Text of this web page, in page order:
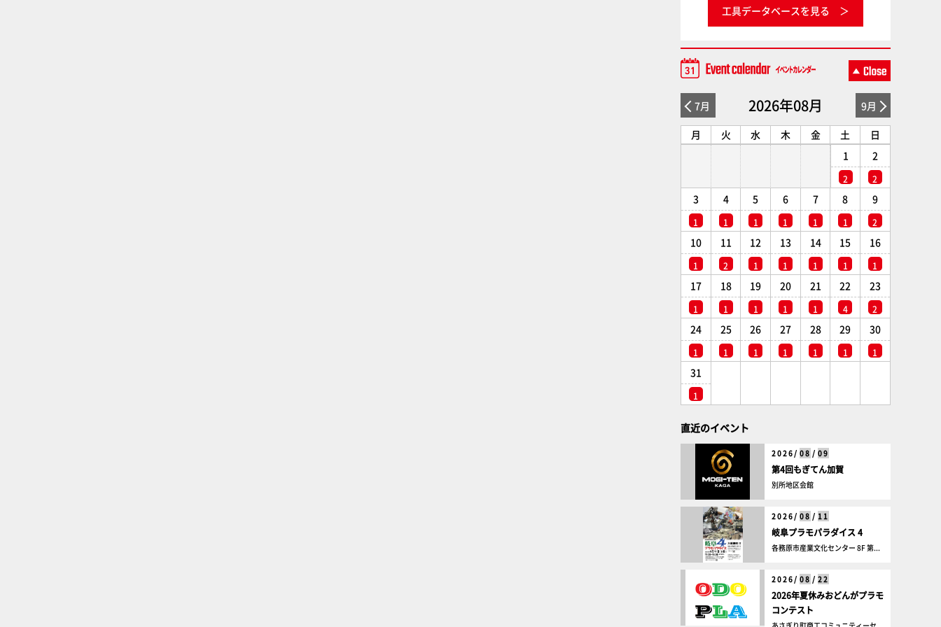
工具データベースを見る
7月 2026年08月 9月
月 火 水 木 金 土
日
1
2
2
2
3
1
4
1
5
1
6
1
7
1
8
1
9
2
10
1
11
2
12
1
13
1
14
1
15
1
16
1
17
1
18
1
19
1
20
1
21
1
22
4
23
2
24
1
25
1
26
1
27
1
28
1
29
1
30
1
31
1
直近のイベント
2026/ 08 / 09
第4回もぎてん加賀
別所地区会館
2026/ 08 / 11
岐阜プラモパラダイス 4
各務原市産業文化センター 8F 第...
2026/ 08 / 22
2026年夏休みおどんがプラモ
コンテスト